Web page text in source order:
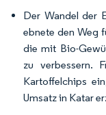
Der Wandel der
ebnete den Weg
die mit Bio-
zu verbessern.
Kartoffelchips
Umsatz in Katar